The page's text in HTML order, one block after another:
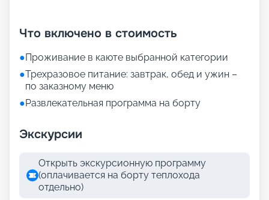
Что включено в стоимость
●Проживание в каюте выбранной категории
●Трехразовое питание: завтрак, обед и ужин –
по заказному меню
●Развлекательная программа на борту
Экскурсии
Открыть экскурсионную программу
(оплачивается на борту теплохода
отдельно)